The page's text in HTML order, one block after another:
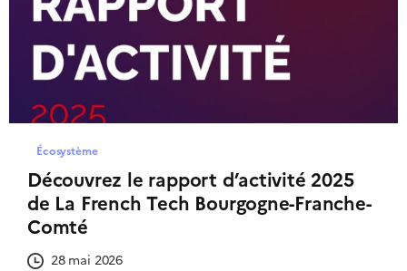
Écosystème
Découvrez le rapport d’activité 2025
de La French Tech Bourgogne-Franche-
Comté
28 mai 2026